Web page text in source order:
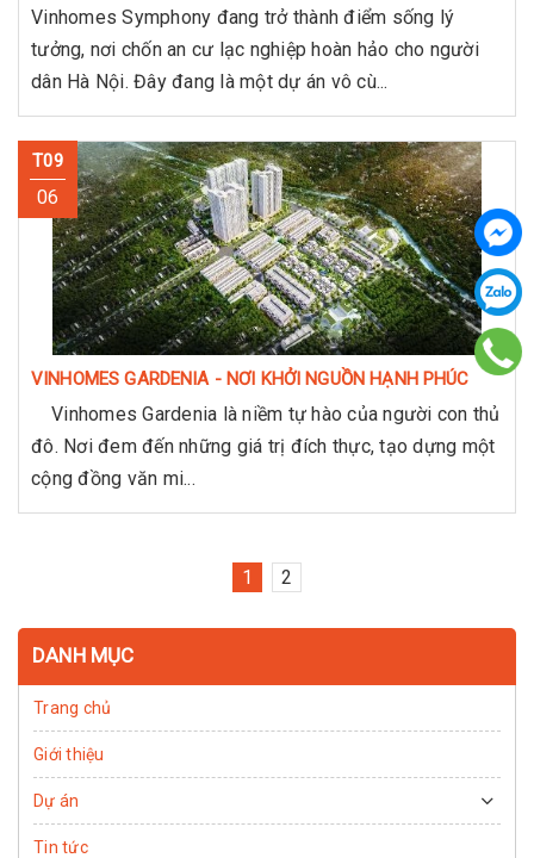
Vinhomes Symphony đang trở thành điểm sống lý
tưởng, nơi chốn an cư lạc nghiệp hoàn hảo cho người
dân Hà Nội. Đây đang là một dự án vô cù...
T09
06
VINHOMES GARDENIA - NƠI KHỞI NGUỒN HẠNH PHÚC
Vinhomes Gardenia là niềm tự hào của người con thủ
đô. Nơi đem đến những giá trị đích thực, tạo dựng một
cộng đồng văn mi...
1 2
DANH MỤC
Trang chủ
Giới thiệu
Dự án
Tin tức